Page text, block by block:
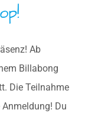
Ab
Billabong
Die Teilnahme
Du